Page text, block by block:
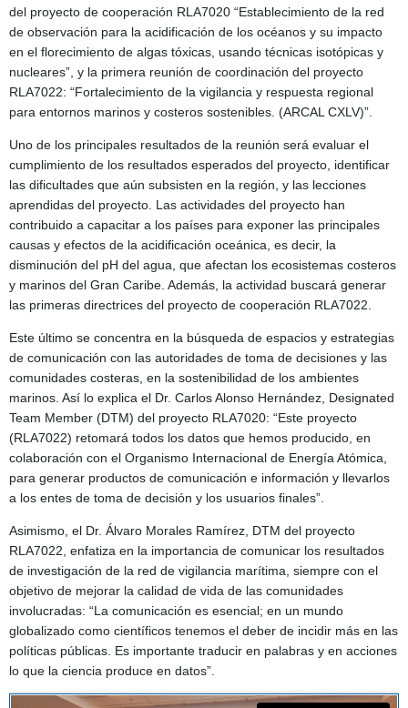
del proyecto de cooperación RLA7020 “Establecimiento de la red
de observación para la acidificación de los océanos y su impacto
en el florecimiento de algas tóxicas, usando técnicas isotópicas y
nucleares”, y la primera reunión de coordinación del proyecto
RLA7022: “Fortalecimiento de la vigilancia y respuesta regional
para entornos marinos y costeros sostenibles. (ARCAL CXLV)”.
Uno de los principales resultados de la reunión será evaluar el
cumplimiento de los resultados esperados del proyecto, identificar
las dificultades que aún subsisten en la región, y las lecciones
aprendidas del proyecto. Las actividades del proyecto han
contribuido a capacitar a los países para exponer las principales
causas y efectos de la acidificación oceánica, es decir, la
disminución del pH del agua, que afectan los ecosistemas costeros
y marinos del Gran Caribe. Además, la actividad buscará generar
las primeras directrices del proyecto de cooperación RLA7022.
Este último se concentra en la búsqueda de espacios y estrategias
de comunicación con las autoridades de toma de decisiones y las
comunidades costeras, en la sostenibilidad de los ambientes
marinos. Así lo explica el Dr. Carlos Alonso Hernández, Designated
Team Member (DTM) del proyecto RLA7020: “Este proyecto
(RLA7022) retomará todos los datos que hemos producido, en
colaboración con el Organismo Internacional de Energía Atómica,
para generar productos de comunicación e información y llevarlos
a los entes de toma de decisión y los usuarios finales”.
Asimismo, el Dr. Álvaro Morales Ramírez, DTM del proyecto
RLA7022, enfatiza en la importancia de comunicar los resultados
de investigación de la red de vigilancia marítima, siempre con el
objetivo de mejorar la calidad de vida de las comunidades
involucradas: “La comunicación es esencial; en un mundo
globalizado como científicos tenemos el deber de incidir más en las
políticas públicas. Es importante traducir en palabras y en acciones
lo que la ciencia produce en datos”.